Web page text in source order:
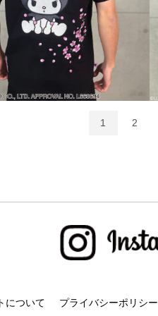
1 2
について プライバシーポリシー